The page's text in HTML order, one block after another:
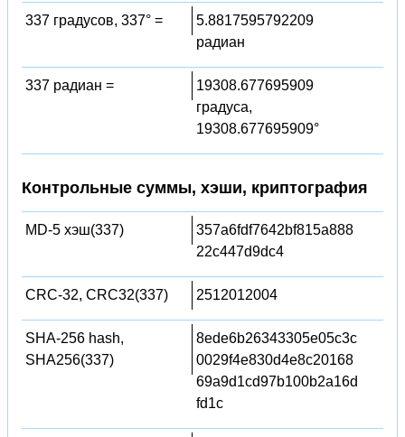
337 градусов, 337° =
5.8817595792209
радиан
337 радиан =
19308.677695909
градуса,
19308.677695909°
Контрольные суммы, хэши, криптография
MD-5 хэш(337)
357a6fdf7642bf815a888
22c447d9dc4
CRC-32, CRC32(337) 2512012004
SHA-256 hash,
SHA256(337)
8ede6b26343305e05c3c
0029f4e830d4e8c20168
69a9d1cd97b100b2a16d
fd1c